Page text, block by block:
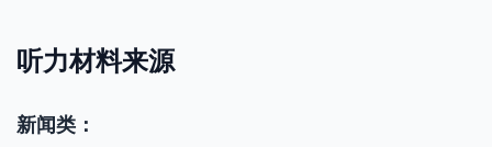
听力材料来源
新闻类：